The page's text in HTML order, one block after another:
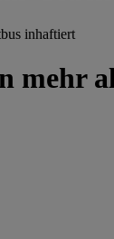
inhaftiert
mehr